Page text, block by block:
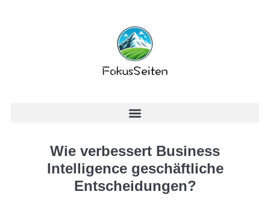
Wie verbessert Business
Intelligence geschäftliche
Entscheidungen?